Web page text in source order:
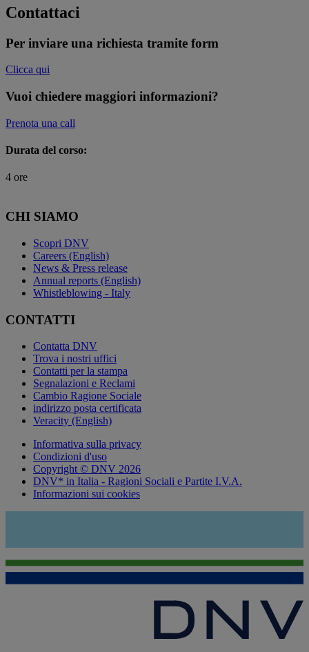
Contattaci
Per inviare una richiesta tramite form
Clicca qui
Vuoi chiedere maggiori informazioni?
Prenota una call
Durata del corso:
4 ore
CHI SIAMO
Scopri DNV
Careers (English)
News & Press release
Annual reports (English)
Whistleblowing - Italy
CONTATTI
Contatta DNV
Trova i nostri uffici
Contatti per la stampa
Segnalazioni e Reclami
Cambio Ragione Sociale
indirizzo posta certificata
Veracity (English)
Informativa sulla privacy
Condizioni d'uso
Copyright © DNV 2026
DNV* in Italia - Ragioni Sociali e Partite I.V.A.
Informazioni sui cookies